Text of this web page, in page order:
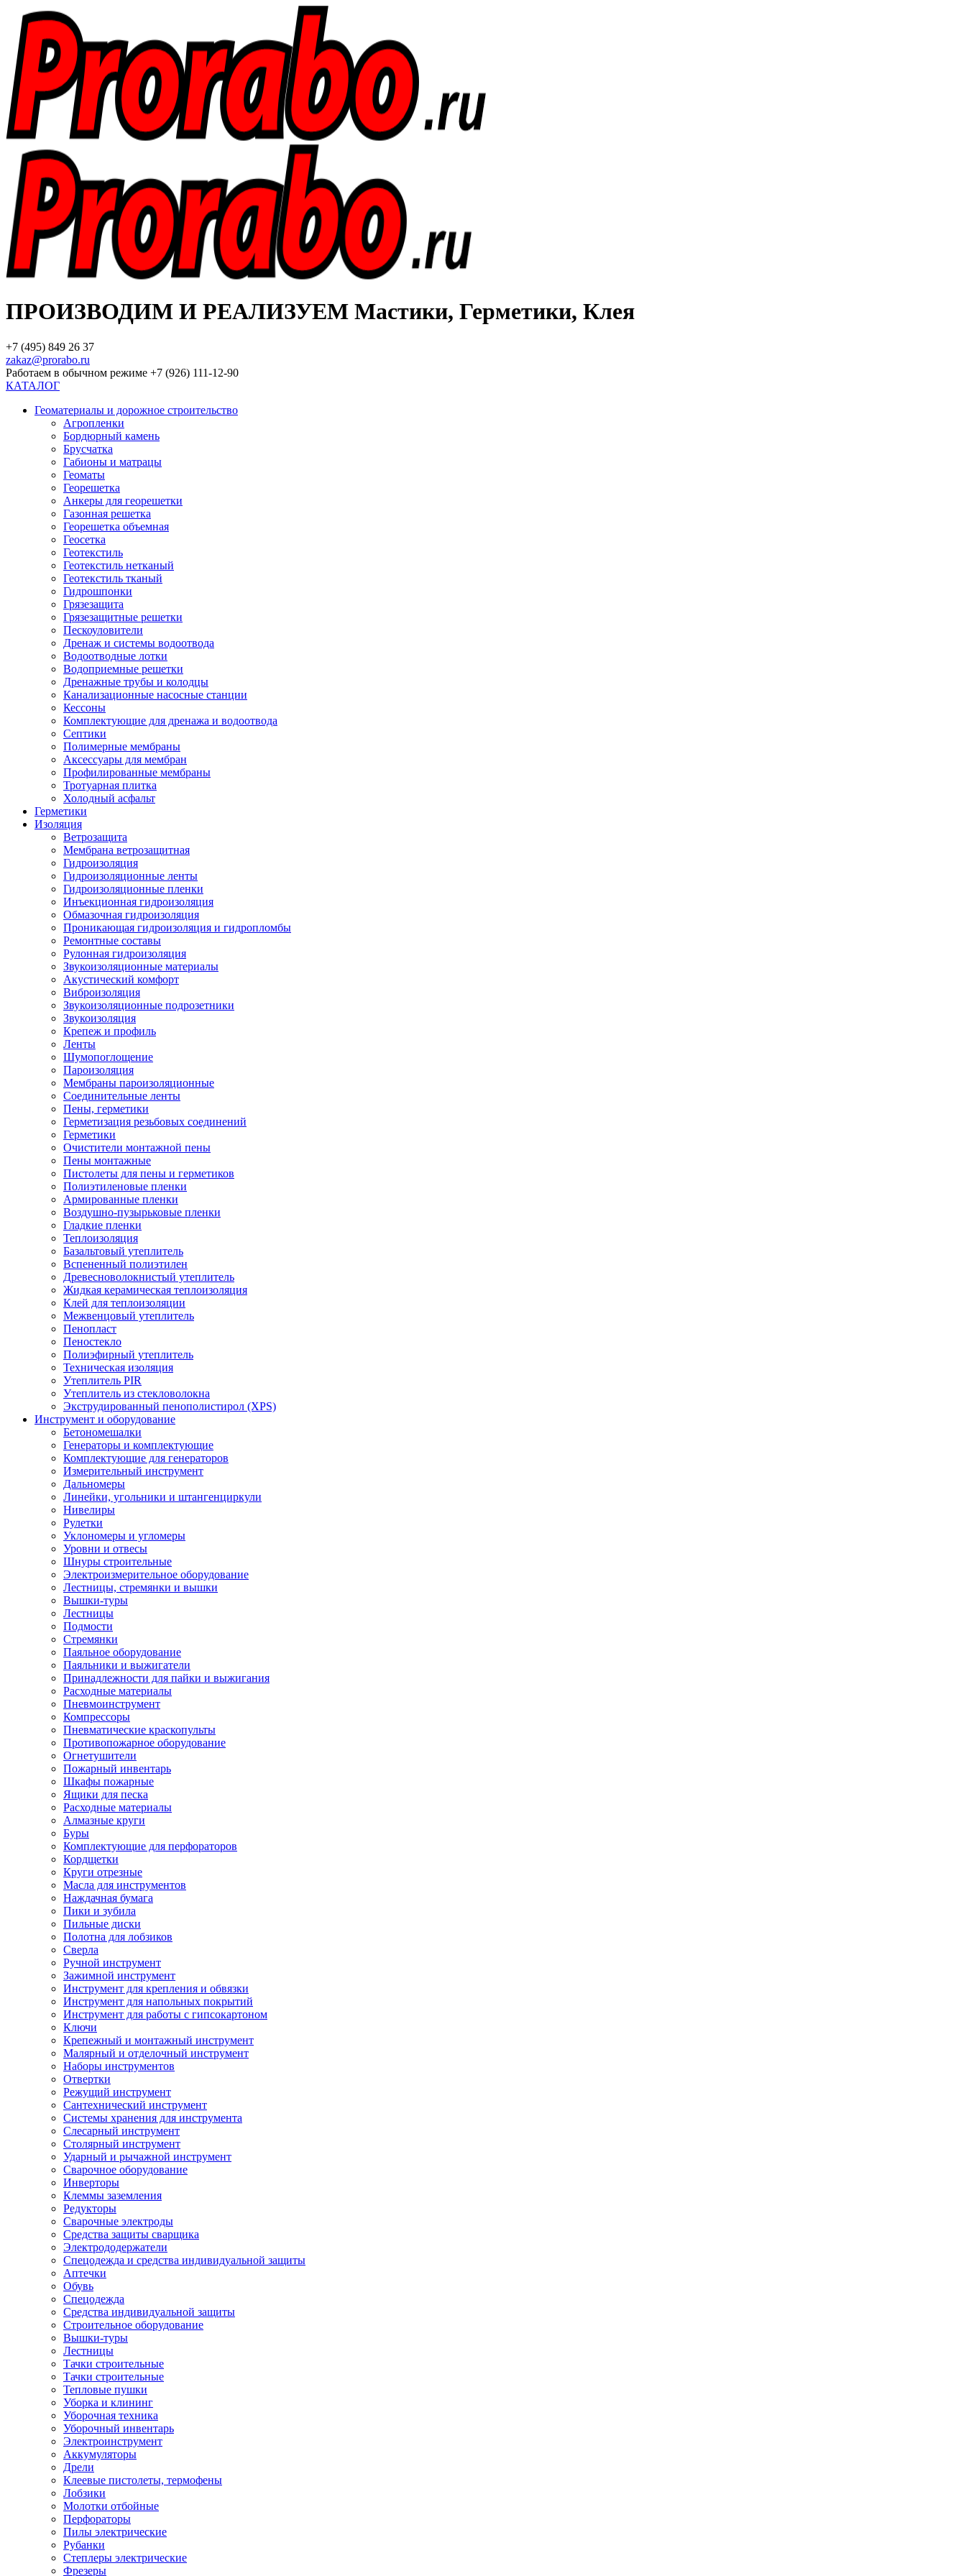
ПРОИЗВОДИМ И РЕАЛИЗУЕМ Мастики, Герметики, Клея
+7 (495) 849 26 37
zakaz@prorabo.ru
Работаем в обычном режиме +7 (926) 111-12-90
КАТАЛОГ
Геоматериалы и дорожное строительство
Агропленки
Бордюрный камень
Брусчатка
Габионы и матрацы
Геоматы
Георешетка
Анкеры для георешетки
Газонная решетка
Георешетка объемная
Геосетка
Геотекстиль
Геотекстиль нетканый
Геотекстиль тканый
Гидрошпонки
Грязезащита
Грязезащитные решетки
Пескоуловители
Дренаж и системы водоотвода
Водоотводные лотки
Водоприемные решетки
Дренажные трубы и колодцы
Канализационные насосные станции
Кессоны
Комплектующие для дренажа и водоотвода
Септики
Полимерные мембраны
Аксессуары для мембран
Профилированные мембраны
Тротуарная плитка
Холодный асфальт
Герметики
Изоляция
Ветрозащита
Мембрана ветрозащитная
Гидроизоляция
Гидроизоляционные ленты
Гидроизоляционные пленки
Инъекционная гидроизоляция
Обмазочная гидроизоляция
Проникающая гидроизоляция и гидропломбы
Ремонтные составы
Рулонная гидроизоляция
Звукоизоляционные материалы
Акустический комфорт
Виброизоляция
Звукоизоляционные подрозетники
Звукоизоляция
Крепеж и профиль
Ленты
Шумопоглощение
Пароизоляция
Мембраны пароизоляционные
Соединительные ленты
Пены, герметики
Герметизация резьбовых соединений
Герметики
Очистители монтажной пены
Пены монтажные
Пистолеты для пены и герметиков
Полиэтиленовые пленки
Армированные пленки
Воздушно-пузырьковые пленки
Гладкие пленки
Теплоизоляция
Базальтовый утеплитель
Вспененный полиэтилен
Древесноволокнистый утеплитель
Жидкая керамическая теплоизоляция
Клей для теплоизоляции
Межвенцовый утеплитель
Пенопласт
Пеностекло
Полиэфирный утеплитель
Техническая изоляция
Утеплитель PIR
Утеплитель из стекловолокна
Экструдированный пенополистирол (XPS)
Инструмент и оборудование
Бетономешалки
Генераторы и комплектующие
Комплектующие для генераторов
Измерительный инструмент
Дальномеры
Линейки, угольники и штангенциркули
Нивелиры
Рулетки
Уклономеры и угломеры
Уровни и отвесы
Шнуры строительные
Электроизмерительное оборудование
Лестницы, стремянки и вышки
Вышки-туры
Лестницы
Подмости
Стремянки
Паяльное оборудование
Паяльники и выжигатели
Принадлежности для пайки и выжигания
Расходные материалы
Пневмоинструмент
Компрессоры
Пневматические краскопульты
Противопожарное оборудование
Огнетушители
Пожарный инвентарь
Шкафы пожарные
Ящики для песка
Расходные материалы
Алмазные круги
Буры
Комплектующие для перфораторов
Кордщетки
Круги отрезные
Масла для инструментов
Наждачная бумага
Пики и зубила
Пильные диски
Полотна для лобзиков
Сверла
Ручной инструмент
Зажимной инструмент
Инструмент для крепления и обвязки
Инструмент для напольных покрытий
Инструмент для работы с гипсокартоном
Ключи
Крепежный и монтажный инструмент
Малярный и отделочный инструмент
Наборы инструментов
Отвертки
Режущий инструмент
Сантехнический инструмент
Системы хранения для инструмента
Слесарный инструмент
Столярный инструмент
Ударный и рычажной инструмент
Сварочное оборудование
Инверторы
Клеммы заземления
Редукторы
Сварочные электроды
Средства защиты сварщика
Электрододержатели
Спецодежда и средства индивидуальной защиты
Аптечки
Обувь
Спецодежда
Средства индивидуальной защиты
Строительное оборудование
Вышки-туры
Лестницы
Тачки строительные
Тачки строительные
Тепловые пушки
Уборка и клининг
Уборочная техника
Уборочный инвентарь
Электроинструмент
Аккумуляторы
Дрели
Клеевые пистолеты, термофены
Лобзики
Молотки отбойные
Перфораторы
Пилы электрические
Рубанки
Степлеры электрические
Фрезеры